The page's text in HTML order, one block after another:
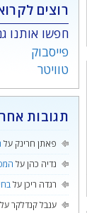
רוצים
חפשו אותנו
פייסבוק
טוויטר
תגובות
פאתן חרינק על
נדיה כהןעל
רגדה ריכןעל
ענבל קנדלקרעל